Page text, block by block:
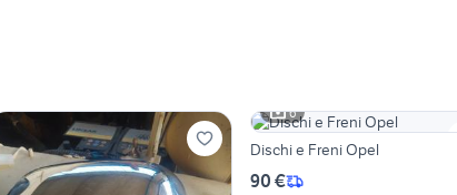
6
Dischi e Freni Opel
90 €